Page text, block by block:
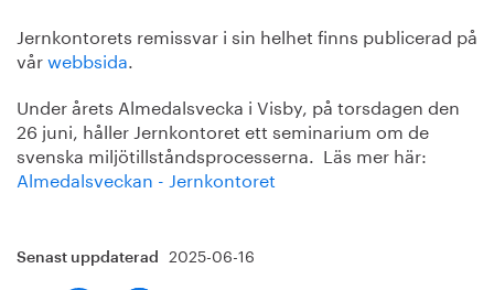
Jernkontorets remissvar i sin helhet finns publicerad på
vårwebbsida.
Under årets Almedalsvecka i Visby, på torsdagen den
26 juni, håller Jernkontoret ett seminarium om de
svenska miljötillståndsprocesserna. Läs mer här:
Almedalsveckan - Jernkontoret
Senast uppdaterad 2025-06-16